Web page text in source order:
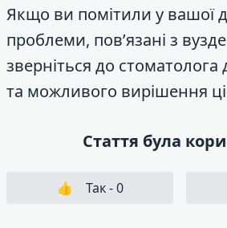
Якщо ви помітили у вашої
проблеми, пов’язані з
зверніться до стоматолога
та можливого вирішення
Стаття була
👍 Так -0